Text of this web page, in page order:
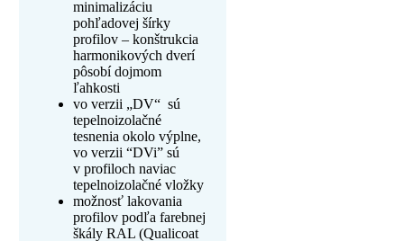
minimalizáciu
pohľadovej šírky
profilov – konštrukcia
harmonikových dverí
pôsobí dojmom
ľahkosti
vo verzii „DV“ sú
tepelnoizolačné
tesnenia okolo výplne,
vo verzii “DVi” sú
v profiloch naviac
tepelnoizolačné vložky
možnosť lakovania
profilov podľa farebnej
škály RAL (Qualicoat